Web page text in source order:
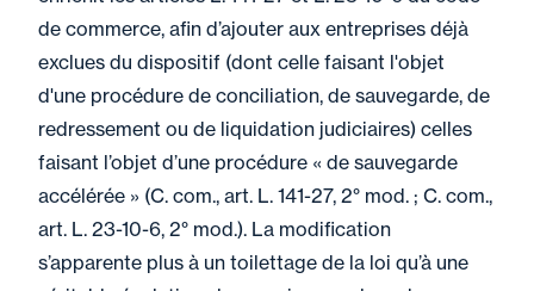
de commerce, afin d’ajouter aux entreprises déjà
exclues du dispositif (dont celle faisant l'objet
d'une procédure de conciliation, de sauvegarde, de
redressement ou de liquidation judiciaires) celles
faisant l’objet d’une procédure « de sauvegarde
accélérée » (C. com., art. L. 141-27, 2° mod. ; C. com.,
art. L. 23-10-6, 2° mod.). La modification
s’apparente plus à un toilettage de la loi qu’à une